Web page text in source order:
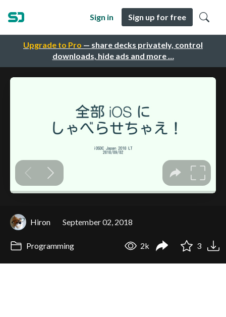
Upgrade to Pro — share decks privately, control
downloads, hide ads and more …
Sign in Sign up for free
Hiron September 02, 2018
Programming 2k 3